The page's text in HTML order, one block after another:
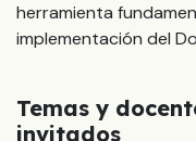
herramienta
implementación del
Temas y
invitados